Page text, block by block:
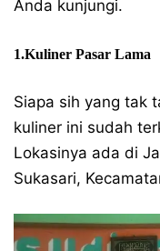
Anda kunjungi.
1.Kuliner Pasar Lama
Siapa sih yang tak
kuliner ini sudah
Lokasinya ada di
Sukasari,